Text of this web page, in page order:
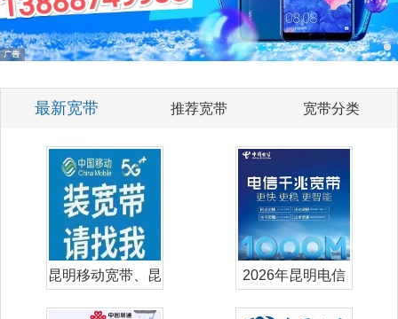
最新宽带 推荐宽带 宽带分类
昆明移动宽带、昆
2026年昆明电信